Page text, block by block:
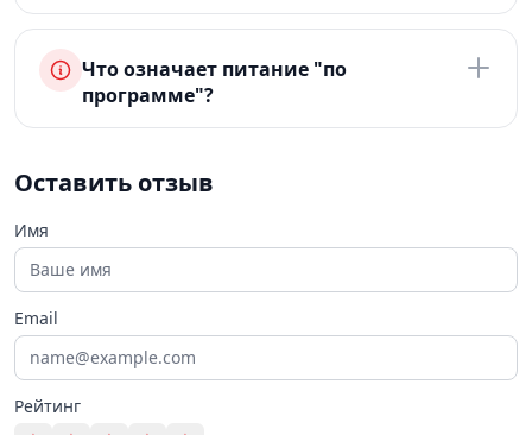
Что означает питание "по
программе"?
Оставить отзыв
Имя
Email
Рейтинг